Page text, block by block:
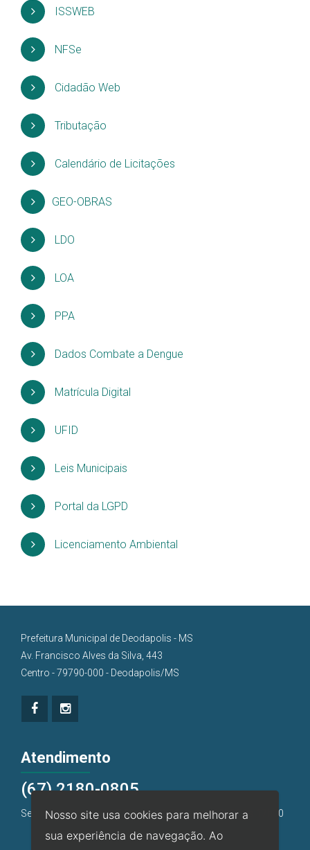
ISSWEB
NFSe
Cidadão Web
Tributação
Calendário de Licitações
GEO-OBRAS
LDO
LOA
PPA
Dados Combate a Dengue
Matrícula Digital
UFID
Leis Municipais
Portal da LGPD
Licenciamento Ambiental
Prefeitura Municipal de Deodapolis - MS
Av. Francisco Alves da Silva, 443
Centro - 79790-000 - Deodapolis/MS
Atendimento
(67) 2180-0805
Segunda a Sexta, das 7:00h às 11:00h e das 13h00 às 17h00
Nosso site usa cookies para melhorar a
sua experiência de navegação. Ao